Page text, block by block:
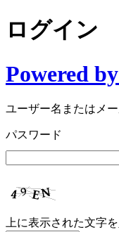
ログイン
Powered
ユーザー名またはメ
パスワード
上に表示された文字